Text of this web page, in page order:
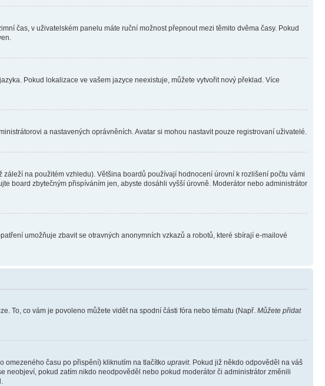
čas, v uživatelském panelu máte ruční možnost přepnout mezi těmito dvěma časy. Pokud
Pokud lokalizace ve vašem jazyce neexistuje, můžete vytvořit nový překlad. Více
a nastavených oprávněních. Avatar si mohou nastavit pouze registrovaní uživatelé.
na použitém vzhledu). Většina boardů používají hodnocení úrovní k rozlišení počtu vámi
board zbytečným přispíváním jen, abyste dosáhli vyšší úrovně. Moderátor nebo administrátor
umožňuje zbavit se otravných anonymních vzkazů a robotů, které sbírají e-mailové
To, co vám je povoleno můžete vidět na spodní části fóra nebo tématu (Např. Můžete přidat
omezeného času po přispění) kliknutím na tlačítko upravit. Pokud již někdo odpověděl na váš
neobjeví, pokud zatím nikdo neodpověděl nebo pokud moderátor či administrátor změnili